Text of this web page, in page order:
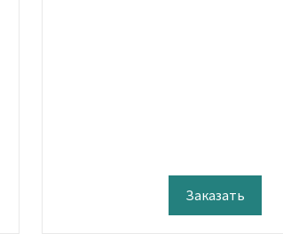
Заказать